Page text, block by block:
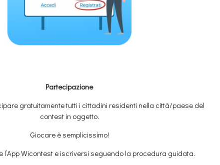
Partecipazione
gratuitamente tutti i cittadini residenti nella città/paese del
contest in oggetto.
Giocare è semplicissimo!
Wicontest e iscriversi seguendo la procedura guidata.